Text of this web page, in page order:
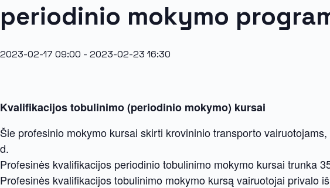
periodinio mokymo
2023-02-17 09:00 - 2023-02-23 16:30
Kvalifikacijos tobulinimo (periodinio mokymo) kursai
Šie profesinio mokymo kursai skirti krovininio transporto
d.
Profesinės kvalifikacijos periodinio tobulinimo mokymo kursai trunka
Profesinės kvalifikacijos tobulinimo mokymo kursą vairuotojai privalo